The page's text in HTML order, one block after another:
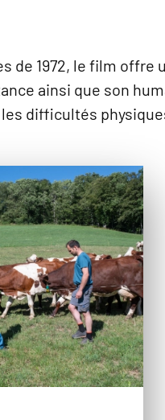
de 1972, le film
ainsi que son
difficultés